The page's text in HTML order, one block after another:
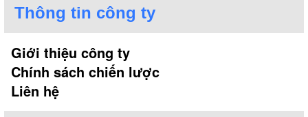
Thông tin công ty
Giới thiệu công ty
Chính sách chiến lược
Liên hệ